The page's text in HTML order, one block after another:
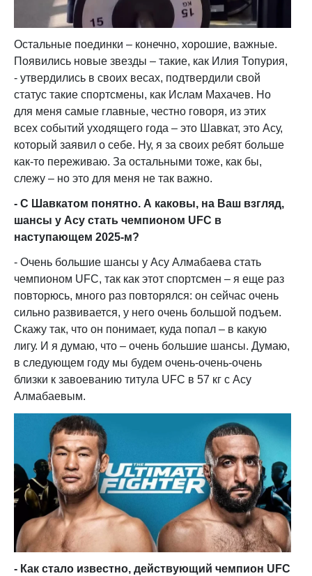
Остальные поединки – конечно, хорошие, важные.
Появились новые звезды – такие, как Илия Топурия,
- утвердились в своих весах, подтвердили свой
статус такие спортсмены, как Ислам Махачев. Но
для меня самые главные, честно говоря, из этих
всех событий уходящего года – это Шавкат, это Асу,
который заявил о себе. Ну, я за своих ребят больше
как-то переживаю. За остальными тоже, как бы,
слежу – но это для меня не так важно.
- С Шавкатом понятно. А каковы, на Ваш взгляд,
шансы у Асу стать чемпионом UFC в
наступающем 2025-м?
- Очень большие шансы у Асу Алмабаева стать
чемпионом UFC, так как этот спортсмен – я еще раз
повторюсь, много раз повторялся: он сейчас очень
сильно развивается, у него очень большой подъем.
Скажу так, что он понимает, куда попал – в какую
лигу. И я думаю, что – очень большие шансы. Думаю,
в следующем году мы будем очень-очень-очень
близки к завоеванию титула UFC в 57 кг c Асу
Алмабаевым.
- Как стало известно, действующий чемпион UFC